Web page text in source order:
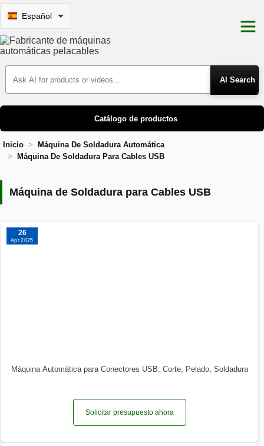
Español
Search Products
Catálogo de productos
Inicio
Máquina De Soldadura Automática
Máquina De Soldadura Para Cables USB
Máquina de Soldadura para Cables USB
26
Apr 2025
Máquina Automática para Conectores USB: Corte, Pelado, Soldadura
Solicitar presupuesto ahora